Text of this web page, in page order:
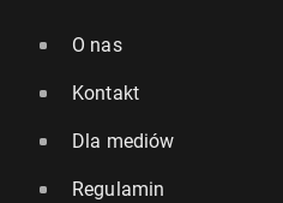
O nas
Kontakt
Dla mediów
Regulamin